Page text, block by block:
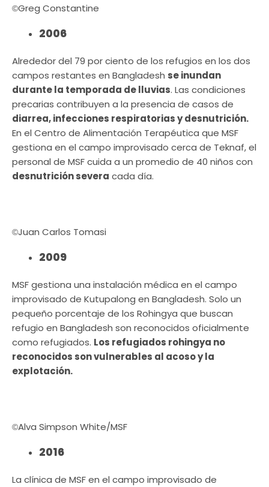
©Greg Constantine
2006
Alrededor del 79 por ciento de los refugios en los dos
campos restantes en Bangladesh se inundan
durante la temporada de lluvias. Las condiciones
precarias contribuyen a la presencia de casos de
diarrea, infecciones respiratorias y desnutrición.
En el Centro de Alimentación Terapéutica que MSF
gestiona en el campo improvisado cerca de Teknaf, el
personal de MSF cuida a un promedio de 40 niños con
desnutrición severa cada día.
©Juan Carlos Tomasi
2009
MSF gestiona una instalación médica en el campo
improvisado de Kutupalong en Bangladesh. Solo un
pequeño porcentaje de los Rohingya que buscan
refugio en Bangladesh son reconocidos oficialmente
como refugiados. Los refugiados rohingya no
reconocidos son vulnerables al acoso y la
explotación.
©Alva Simpson White/MSF
2016
La clínica de MSF en el campo improvisado de